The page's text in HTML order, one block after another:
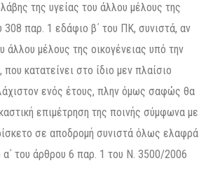
της υγείας του άλλου μέλους της
παρ. 1 εδάφιο β΄ του ΠΚ, συνιστά, αν
μέλους της οικογένειας υπό την
κατατείνει στο ίδιο μεν πλαίσιο
ενός έτους, πλην όμως σαφώς θα
επιμέτρηση της ποινής σύμφωνα με
σε αποδρομή συνιστά όλως ελαφρά
του άρθρου 6 παρ. 1 του Ν. 3500/2006